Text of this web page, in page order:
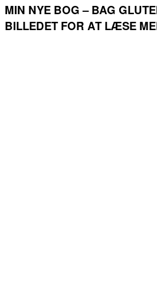
MIN NYE BOG – BAG
BILLEDET FOR AT LÆSE